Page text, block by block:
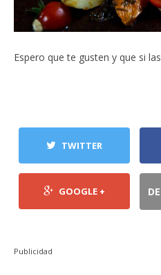
Espero que te gusten y que si
TWITTER
GOOGLE +
Publicidad